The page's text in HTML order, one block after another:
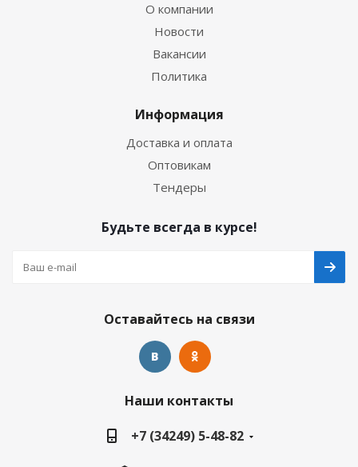
О компании
Новости
Вакансии
Политика
Информация
Доставка и оплата
Оптовикам
Тендеры
Будьте всегда в курсе!
Оставайтесь на связи
Наши контакты
+7 (34249) 5-48-82